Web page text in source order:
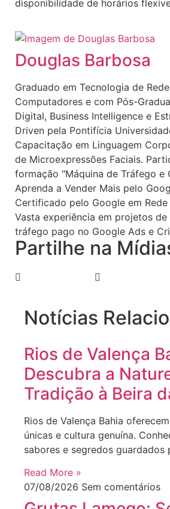
disponibilidade de horários
Douglas Barbosa
Graduado em Tecnologia de
Computadores e com Pós-
Digital, Business Intelligence e
Driven pela Pontifícia
Capacitação em Linguagem
de Microexpressões Faciais.
formação "Máquina de Tráfego e
Aprenda a Vender Mais pelo
Certificado pelo Google em Rede
Vasta experiência em projetos de
tráfego pago no Google Ads e
Partilhe na
Notícias
Rios de Valença
Descubra a
Tradição à Beira
Rios de Valença Bahia
únicas e cultura genuína.
sabores e segredos guardados
Read More »
07/08/2026 Sem comentários